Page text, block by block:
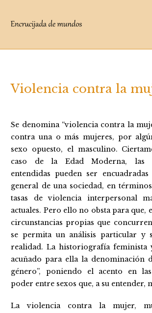
contenido
Violencia contra la
Se denomina “violencia contra la
contra una o más mujeres, por
sexo opuesto, el masculino.
caso de la Edad Moderna, las
entendidas pueden ser
general de una sociedad, en
tasas de violencia interpersonal
actuales. Pero ello no obsta para que,
circunstancias propias que
se permita un análisis particular y
realidad. La historiografía feminista
acuñado para ella la denominación
género”, poniendo el acento en
poder entre sexos que, a su entender,
La violencia contra la mujer,